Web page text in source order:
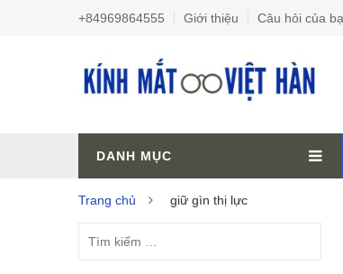
+84969864555 Giới thiệu Câu hỏi của
DANH MỤC
Trang chủ giữ gìn thị lực